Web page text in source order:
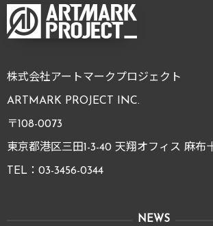
株式会社アートマークプロジェクト
ARTMARK PROJECT INC.
〒108-0073
東京都港区三田1-3-40 天翔オフィス 麻布
TEL：03-3456-0344
NEWS